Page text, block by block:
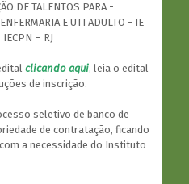
DE TALENTOS PARA -
E UTI ADULTO - IE
IECPN – RJ
clicando aqui, leia o edital
de inscrição.
seletivo de banco de
de contratação, ficando
a necessidade do Instituto